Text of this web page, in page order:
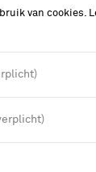
van cookies.